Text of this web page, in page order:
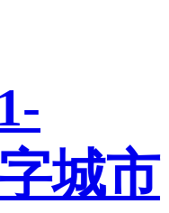
城市